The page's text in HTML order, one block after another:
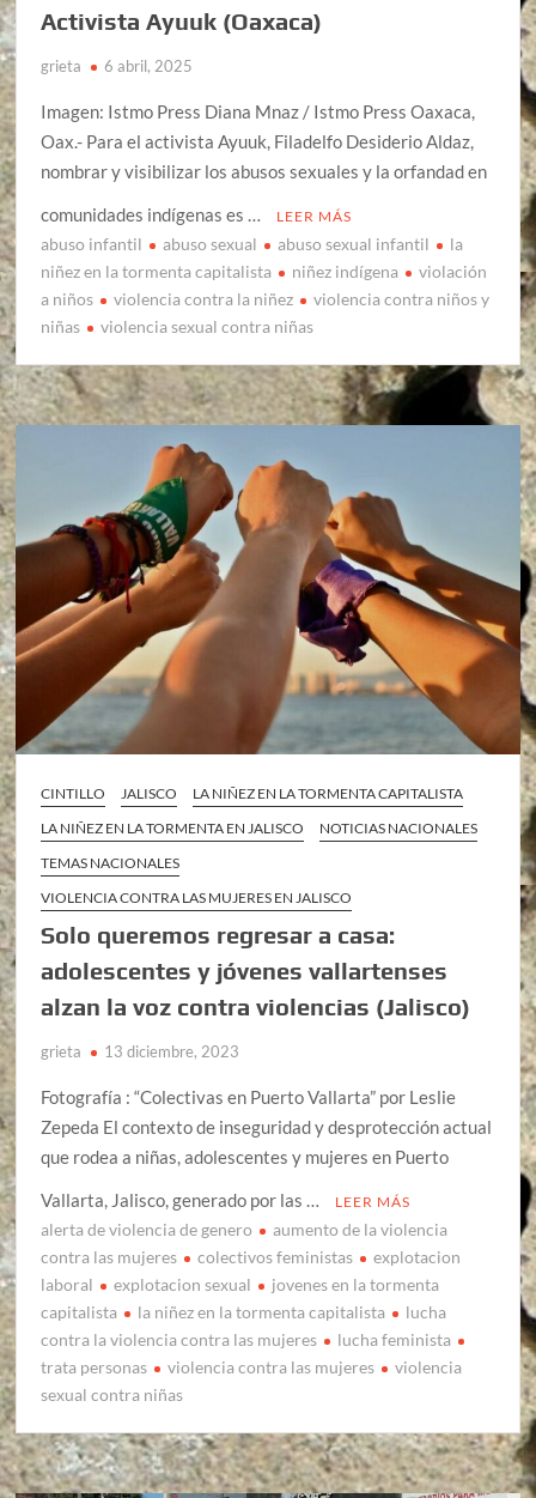
Activista Ayuuk (Oaxaca)
grieta 6 abril, 2025
Imagen: Istmo Press Diana Mnaz / Istmo Press Oaxaca,
Oax.- Para el activista Ayuuk, Filadelfo Desiderio Aldaz,
nombrar y visibilizar los abusos sexuales y la orfandad en
comunidades indígenas es …
LEER MÁS
abuso infantil abuso sexual abuso sexual infantil
la
niñez en la tormenta capitalista
niñez indígena
violación
a niños
violencia contra la niñez
violencia contra niños y
niñas
violencia sexual contra niñas
CINTILLO JALISCO
LA NIÑEZ EN LA TORMENTA CAPITALISTA
LA NIÑEZ EN LA TORMENTA EN JALISCO
NOTICIAS NACIONALES
TEMAS NACIONALES
VIOLENCIA CONTRA LAS MUJERES EN JALISCO
Solo queremos regresar a casa:
adolescentes y jóvenes vallartenses
alzan la voz contra violencias (Jalisco)
grieta 13 diciembre, 2023
Fotografía : “Colectivas en Puerto Vallarta” por Leslie
Zepeda El contexto de inseguridad y desprotección actual
que rodea a niñas, adolescentes y mujeres en Puerto
Vallarta, Jalisco, generado por las …
LEER MÁS
alerta de violencia de genero
aumento de la violencia
contra las mujeres
colectivos feministas
explotacion
laboral
explotacion sexual
jovenes en la tormenta
capitalista
la niñez en la tormenta capitalista
lucha
contra la violencia contra las mujeres
lucha feminista
trata personas
violencia contra las mujeres
violencia
sexual contra niñas